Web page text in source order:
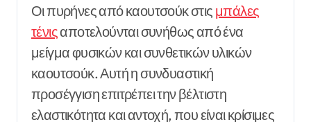
Οι πυρήνες από καουτσούκ στις μπάλες
τένιςαποτελούνται συνήθως από ένα
μείγμα φυσικών και συνθετικών υλικών
καουτσούκ. Αυτή η συνδυαστική
προσέγγιση επιτρέπει την βέλτιστη
ελαστικότητα και αντοχή, που είναι κρίσιμες